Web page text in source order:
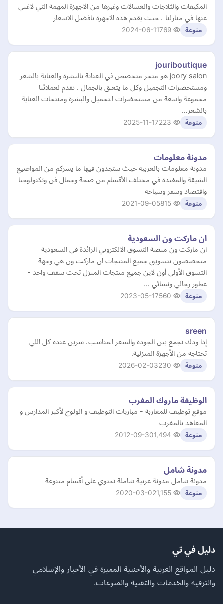
المكيفات والثلاجات والغسالات وغيرها من الاجهزة المهمة التي لاغني
عنها في منازلنا ، حيث يقدم هذه الاجهزة بافضل الاسعار
منوعة 2024-06-11
jouriboutique
joory salon هو متجر متخصص في العناية بالبشرة والعناية بالشعر
ومستحضرات التجميل وكل ما يتعلق بالجمال . نقدم لعملائنا
مجموعة واسعة من مستحضرات التجميل والبشرة ومنتجات العناية
بالشعر…
منوعة 2025-11-17
مدونة معلومات
مدونة معلومات بالعربية حيث ستجدون فيها ما يسركم من المواضيع
الشيقة والمفيدة في مختلف الأقسام من صحة وجمال فن وتكنولوجيا
واقتصاد وسفر وسياحة
منوعة 2021-09-05
ان ماركت ون السعودية
ان ماركت ون منصة التسوق الالكتروني الرائدة في السعودية
متخصصون بتسويق جميع المنتجات ان ماركت ون هي وجهة
التسوق الأولى أون لاين جميع منتجات المنزل تحت سقف واحد -
عطور رجالي ونسائي …
منوعة 2023-05-17
sreen
إذا ودك تجمع بين الجودة والسعر المناسب، سرين عنده كل اللي
تحتاجه من الأجهزة المنزلية.
منوعة 2026-02-03
الوظيفة ماروك المغرب
موقع توظيف للمغاربة - مباريات التوظيف و الولوج لأكبر المدارس و
المعاهد بالمغرب
منوعة 2012-09-30
مدونة شامل
مدونة شامل مدونة عربية شاملة تحتوي على أقسام متنوعة
منوعة 2020-03-02
دليل في تي
دليل المواقع العربية والأجنبية المميزة في الأخبار والإسلامي
والترفيه والخدمات والتقنية والمنوعات.